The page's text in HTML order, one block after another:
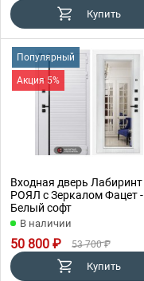
Купить
Популярный
Акция 5%
Входная дверь Лабиринт
РОЯЛ с Зеркалом Фацет -
Белый софт
В наличии
50 800 ₽ 53 700 ₽
Купить